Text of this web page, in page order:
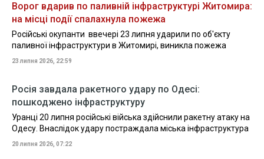
Ворог вдарив по паливній інфраструктурі Житомира:
на місці події спалахнула пожежа
Російські окупанти ввечері 23 липня ударили по об'єкту
паливної інфраструктури в Житомирі, виникла пожежа
23 липня 2026, 22:59
Росія завдала ракетного удару по Одесі:
пошкоджено інфраструктуру
Уранці 20 липня російські війська здійснили ракетну атаку на
Одесу. Внаслідок удару постраждала міська інфраструктура
20 липня 2026, 07:22